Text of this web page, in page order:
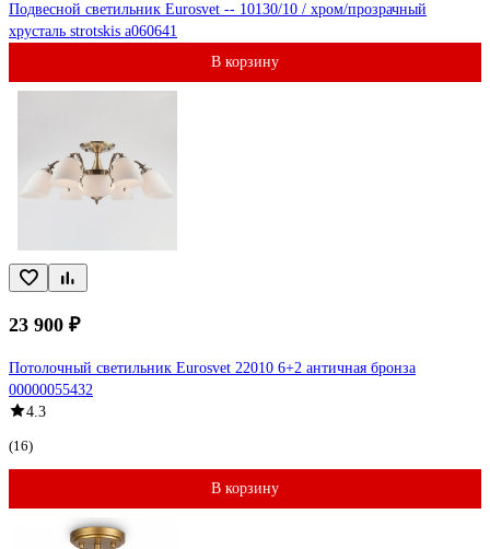
Подвесной светильник Eurosvet -- 10130/10 / хром/прозрачный
хрусталь strotskis a060641
В корзину
23 900 ₽
Потолочный светильник Eurosvet 22010 6+2 античная бронза
00000055432
4.3
(16)
В корзину